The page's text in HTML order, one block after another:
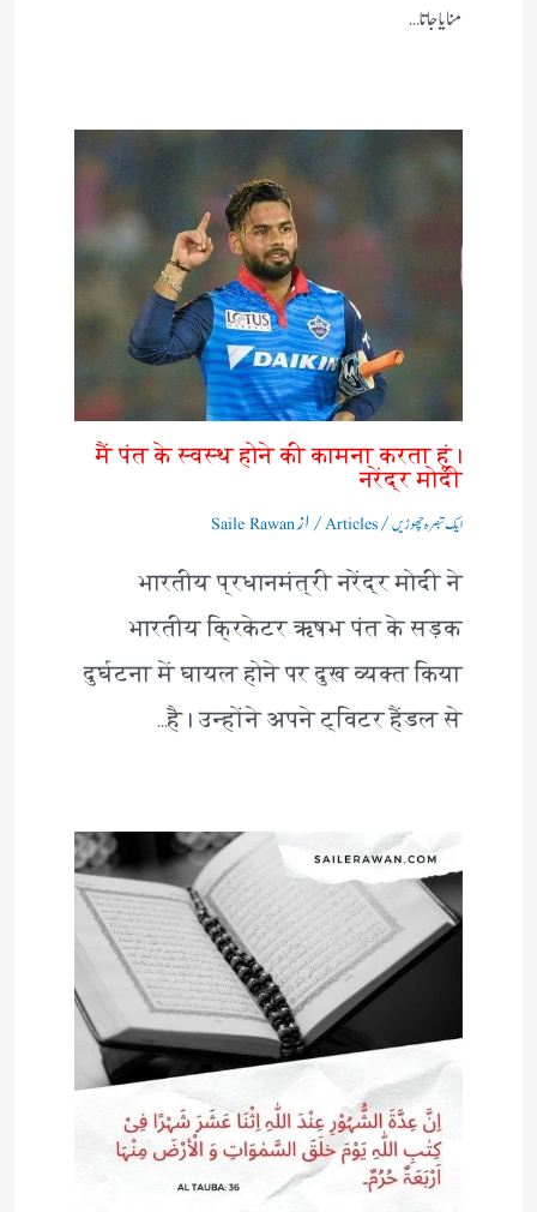
منایاجاتا…
मैं पंत के स्वस्थ होने की कामना करता हूं।
नरेंद्र मोदी
ایک تبصرہ چھوڑیں/
Articles/ ازSaile Rawan
भारतीय प्रधानमंत्री नरेंद्र मोदी ने
भारतीय क्रिकेटर ऋषभ पंत के सड़क
दुर्घटना में घायल होने पर दुख व्यक्त किया
है। उन्होंने अपने ट्विटर हैंडल से…